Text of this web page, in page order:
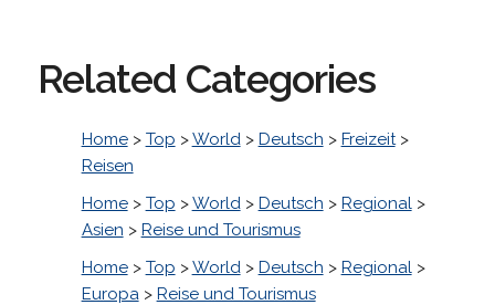
Related Categories
Home> Top >World> Deutsch > Freizeit>
Reisen
Home> Top >World> Deutsch > Regional>
Asien > Reise und Tourismus
Home> Top >World> Deutsch > Regional>
Europa> Reise und Tourismus